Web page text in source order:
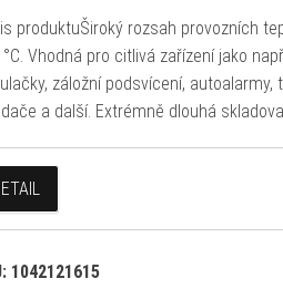
produktuŠiroký rozsah provozních
Vhodná pro citlivá zařízení jako
záložní podsvícení, autoalarmy,
a další. Extrémně dlouhá
1042121615